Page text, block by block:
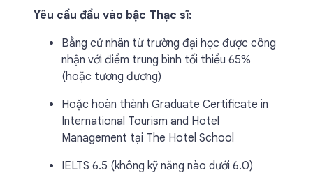
Yêu cầu đầu vào bậc Thạc sĩ:
Bằng cử nhân từ trường đại học được công
nhận với điểm trung bình tối thiểu 65%
(hoặc tương đương)
Hoặc hoàn thành Graduate Certificate in
International Tourism and Hotel
Management tại The Hotel School
IELTS 6.5 (không kỹ năng nào dưới 6.0)